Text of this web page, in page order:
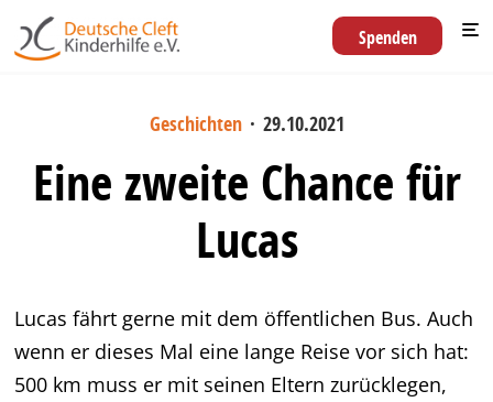
Spenden
Geschichten · 29.10.2021
Eine zweite Chance für
Lucas
Lucas fährt gerne mit dem öffentlichen Bus. Auch
wenn er dieses Mal eine lange Reise vor sich hat:
500 km muss er mit seinen Eltern zurücklegen,